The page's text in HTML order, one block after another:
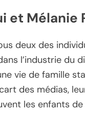
et Mélanie
deux des
l’industrie du
vie de famille
des médias,
les enfants